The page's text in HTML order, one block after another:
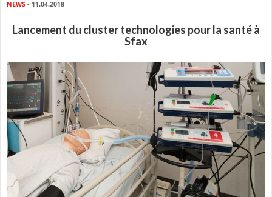
NEWS - 11.04.2018
Lancement du cluster technologies pour la santé à
Sfax